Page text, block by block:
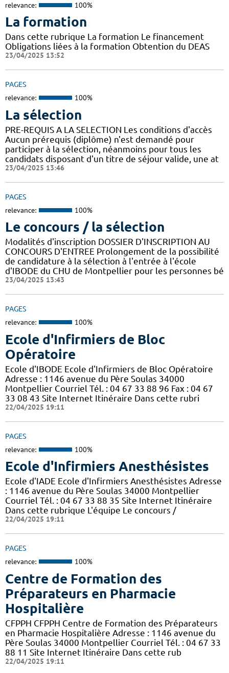
relevance: 100%
La formation
Dans cette rubrique La formation Le financement
Obligations liées à la formation Obtention du DEAS
23/04/2025 13:52
PAGES
relevance: 100%
La sélection
PRE-REQUIS A LA SELECTION Les conditions d'accès
Aucun prérequis (diplôme) n'est demandé pour
participer à la sélection, néanmoins pour tous les
candidats disposant d'un titre de séjour valide, une at
23/04/2025 13:46
PAGES
relevance: 100%
Le concours / la sélection
Modalités d'inscription DOSSIER D'INSCRIPTION AU
CONCOURS D'ENTREE Prolongement de la possibilité
de candidature à la sélection à l'entrée à l'école
d'IBODE du CHU de Montpellier pour les personnes bé
23/04/2025 13:43
PAGES
relevance: 100%
Ecole d'Infirmiers de Bloc
Opératoire
Ecole d'IBODE Ecole d'Infirmiers de Bloc Opératoire
Adresse : 1146 avenue du Père Soulas 34000
Montpellier Courriel Tél. : 04 67 33 88 96 Fax : 04 67
33 08 43 Site Internet Itinéraire Dans cette rubri
22/04/2025 19:11
PAGES
relevance: 100%
Ecole d'Infirmiers Anesthésistes
Ecole d'IADE Ecole d'Infirmiers Anesthésistes Adresse
: 1146 avenue du Père Soulas 34000 Montpellier
Courriel Tél. : 04 67 33 88 35 Site Internet Itinéraire
Dans cette rubrique L'équipe Le concours /
22/04/2025 19:11
PAGES
relevance: 100%
Centre de Formation des
Préparateurs en Pharmacie
Hospitalière
CFPPH CFPPH Centre de Formation des Préparateurs
en Pharmacie Hospitalière Adresse : 1146 avenue du
Père Soulas 34000 Montpellier Courriel Tél. : 04 67 33
88 11 Site Internet Itinéraire Dans cette rub
22/04/2025 19:11